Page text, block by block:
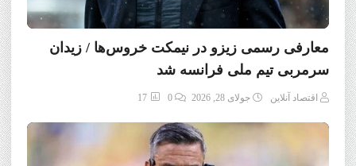
معارفی رسمی زیزو در نیمکت خروس‌ها / زیدان
سرمربی تیم ملی فرانسه شد
اقتصاد آنلاین جولای 28, 2026 0
17